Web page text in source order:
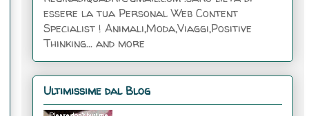
essere la tua Personal Web Content
Specialist ! Animali,Moda,Viaggi,Positive
Thinking... and more
Ultimissime dal Blog